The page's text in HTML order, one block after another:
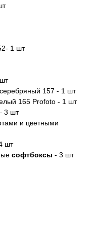
1 шт
серебряный 157 - 1 шт
165 Profoto - 1 шт
3 шт
и цветными
шт
софтбоксы - 3 шт